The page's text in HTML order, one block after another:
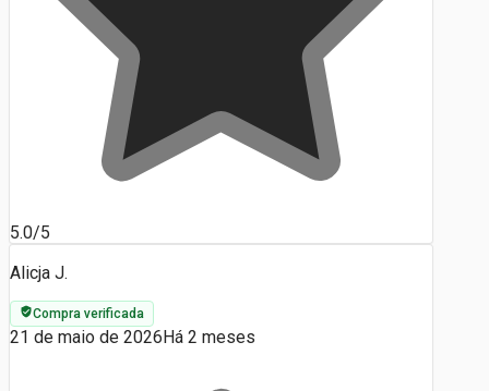
5.0/5
Alicja J.
Compra verificada
21 de maio de 2026 Há 2 meses